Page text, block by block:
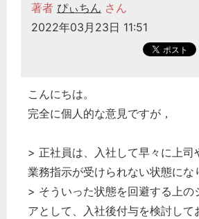
著者 ぴぃちん さん
2022年03月23日 11:51
こんにちは。
完全に個人的な意見ですが，
> 正社員は、入社して早々に上司
業務指示が受けられない状態にな
> そういった状態を回避する上の
アとして、入社後付与を検討して